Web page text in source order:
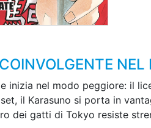
inizia nel modo peggiore: il
il Karasuno si porta in
dei gatti di Tokyo resiste